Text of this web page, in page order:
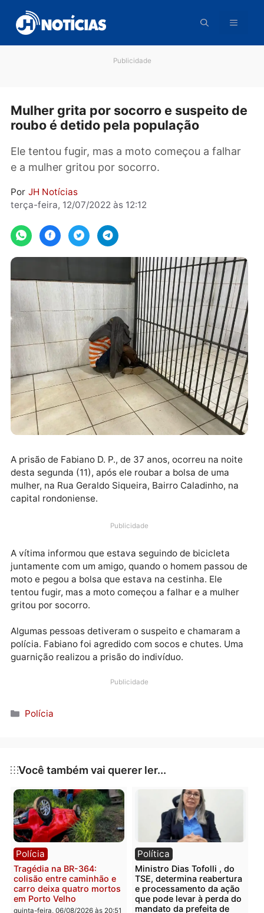
para
conteúdo
Mulher grita por socorro e suspeito
Ele tentou fugir, mas a moto começou a
e a mulher gritou por socorro.
Por
JH Notícias
terça-feira, 12/07/2022 às 12:12
desta segunda (11), após ele roubar a bolsa de uma
capital rondoniense.
Publicidade
A vítima informou que estava seguindo de bicicleta
juntamente com um amigo, quando o homem passou
moto e pegou a bolsa que estava na cestinha. Ele
tentou fugir, mas a moto começou a falhar e a
polícia. Fabiano foi agredido com socos e chutes.
Categorias
Polícia
Você também vai querer ler...